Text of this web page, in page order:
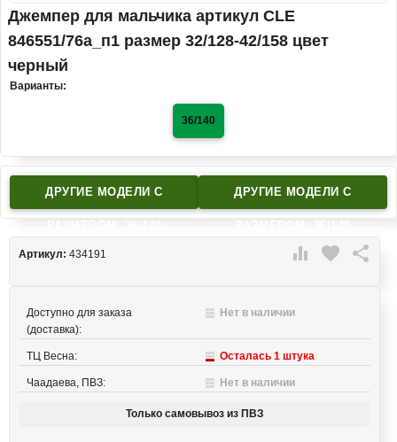
Джемпер для мальчика артикул CLE
846551/76а_п1 размер 32/128-42/158 цвет
черный
Варианты:
36/140
ДРУГИЕ МОДЕЛИ C ДРУГИЕ МОДЕЛИ C
 favorite 
Артикул: 434191
Доступно для заказа
(доставка):
Нет в наличии
ТЦ Весна: Осталась 1 штука
Чаадаева, ПВЗ: Нет в наличии
Только самовывоз из ПВЗ